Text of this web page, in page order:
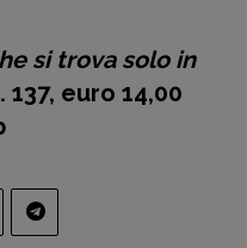
si trova solo in
137, euro 14,00